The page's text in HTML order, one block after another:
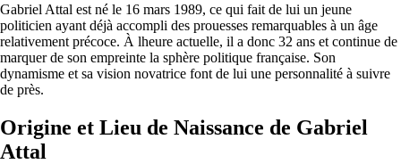
Gabriel Attal est né le 16 mars 1989, ce qui fait de lui un jeune
politicien ayant déjà accompli des prouesses remarquables à un âge
relativement précoce. À lheure actuelle, il a donc 32 ans et continue de
marquer de son empreinte la sphère politique française. Son
dynamisme et sa vision novatrice font de lui une personnalité à suivre
de près.
Origine et Lieu de Naissance de Gabriel
Attal